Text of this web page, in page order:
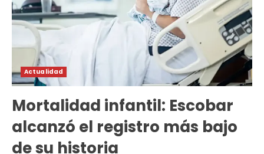
Actualidad
Mortalidad infantil: Escobar
alcanzó el registro más bajo
de su historia